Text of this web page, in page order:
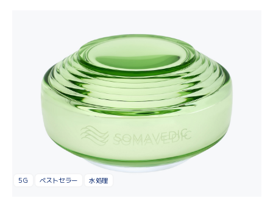
5G ベストセラー 水処理